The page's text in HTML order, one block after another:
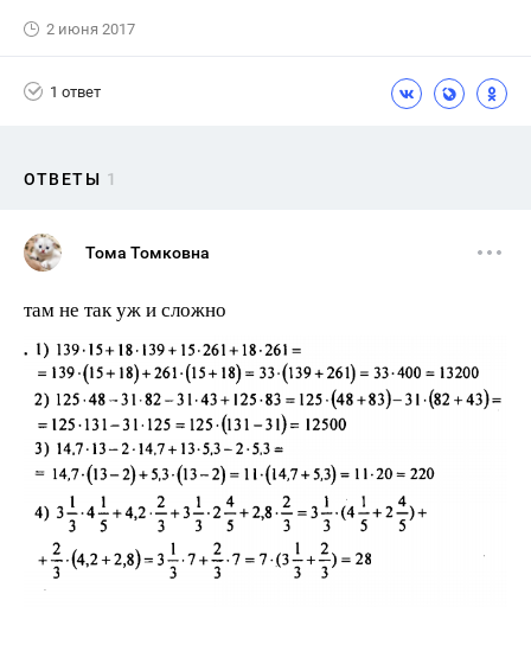
2 июня 2017
1 ответ
ОТВЕТЫ 1
Тома Томковна
там не так уж и сложно